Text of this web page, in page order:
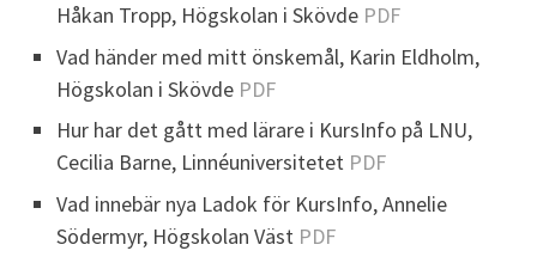
Håkan Tropp, Högskolan i Skövde PDF
Vad händer med mitt önskemål, Karin Eldholm,
Högskolan i Skövde PDF
Hur har det gått med lärare i KursInfo på LNU,
Cecilia Barne, Linnéuniversitetet PDF
Vad innebär nya Ladok för KursInfo, Annelie
Södermyr, Högskolan Väst PDF